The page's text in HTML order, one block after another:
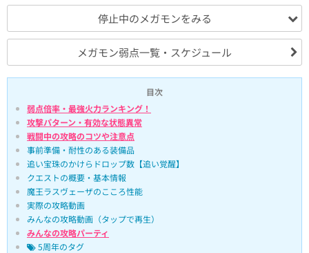
停止中のメガモンをみる
メガモン弱点一覧・スケジュール
目次
弱点倍率・最強火力ランキング！
攻撃パターン・有効な状態異常
戦闘中の攻略のコツや注意点
事前準備・耐性のある装備品
追い宝珠のかけらドロップ数【追い覚醒】
クエストの概要・基本情報
魔王ラスヴェーザのこころ性能
実際の攻略動画
みんなの攻略動画（タップで再生）
みんなの攻略パーティ
5周年のタグ